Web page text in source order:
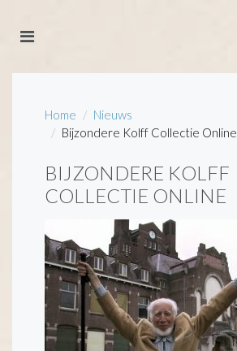
Home
Nieuws
Bijzondere Kolff Collectie Online
BIJZONDERE KOLFF
COLLECTIE ONLINE